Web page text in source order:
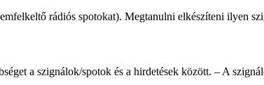
rádiós spotokat). Megtanulni elkészíteni ilyen
a szignálok/spotok és a hirdetések között. – A